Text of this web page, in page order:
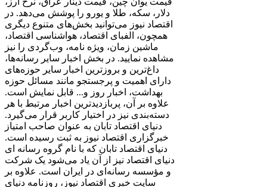
دلار، سکه، طلا و یورو را پوشش می‌دهد. در
اقتصاد نیوز می‌توانید بخش‌های متنوع دیگری
همچون، الفبای اقتصاد، هواشناسی اقتصاد،
ماشین زمان، ویژه نامه، وب‌گردی را نیز
مشاهده نمایید. در بخش اخبار سایر رسانه‌ها،
داغ‌ترین و بروزترین اخبار سایر حوزه‌های
دارای اهمیت و پرجستجو مانند مسائل حوزه
بهداشت، اخبار روز و... قابل نمایش است.
علاوه بر آن، پربازدیدترین اخبار مرتبط با هر
دسته‌بندی نیز در اختیار کاربر قرار می‌گیرد.
دنیای اقتصاد تابان به عنوان صاحب امتیاز
خبرگزاری اقتصاد نیوز به ثبت رسیده است.
دنیای اقتصاد تابان که با نام گروه رسانه ای
دنیای اقتصاد نیز از آن یاد می‌شود یک شرکت
و مؤسسه رسانه‌ای در ایران است. علاوه بر
سایت خبری اقتصاد نیوز، روزنامه دنیای